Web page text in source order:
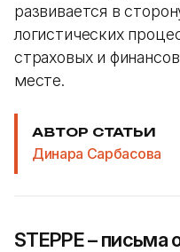
развивается в
логистических
страховых и
месте.
АВТОР СТАТЬИ
Динара Сарбасова
STEPPE – письма